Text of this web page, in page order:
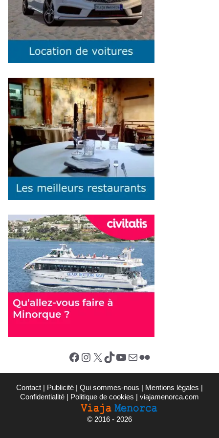
Facebook Instagram X (Twitter) TikTok YouTube E-mail Flickr
Contact | Publicité | Qui sommes-nous | Mentions légales |
Confidentialité | Politique de cookies | viajamenorca.com
© 2016 - 2026